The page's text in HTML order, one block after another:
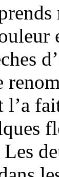
l’a